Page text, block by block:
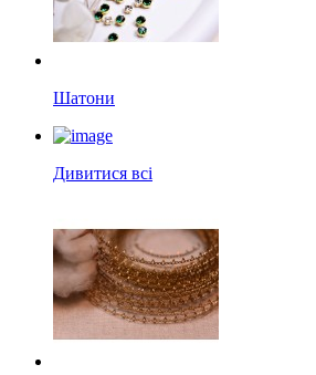
Шатони
Дивитися всі